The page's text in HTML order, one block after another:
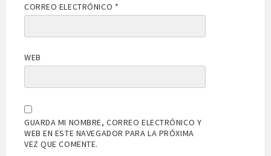
CORREO ELECTRÓNICO *
WEB
GUARDA MI NOMBRE, CORREO ELECTRÓNICO Y
WEB EN ESTE NAVEGADOR PARA LA PRÓXIMA
VEZ QUE COMENTE.